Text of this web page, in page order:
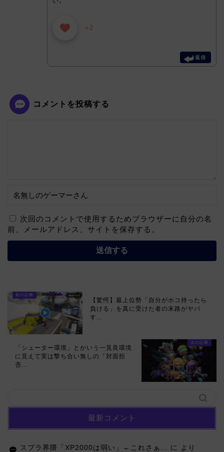
+2
返信
コメントを投稿する
次回のコメントで使用するためブラウザーに自分の名
前、メールアドレス、サイトを保存する。
【驚愕】最上位勢「自分がホコ持ったら
負ける」を真に受けた者の末路がヤバ
す...
「シューター環境」とかいう一見良環境
に見えて実は撃ち合い無しの「対面拒
否...
最新コメント
スプラ界隈「XP2000は弱い」←これさぁ… に より